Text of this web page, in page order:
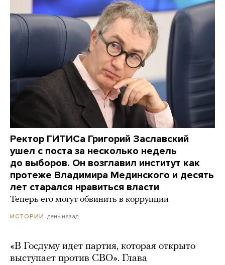
Ректор ГИТИСа Григорий Заславский
ушел с поста за несколько недель
до выборов. Он возглавил институт как
протеже Владимира Мединского и десять
лет старался нравиться власти
Теперь его могут обвинить в коррупции
ИСТОРИИ день назад
«В Госдуму идет партия, которая открыто
выступает против СВО». Глава